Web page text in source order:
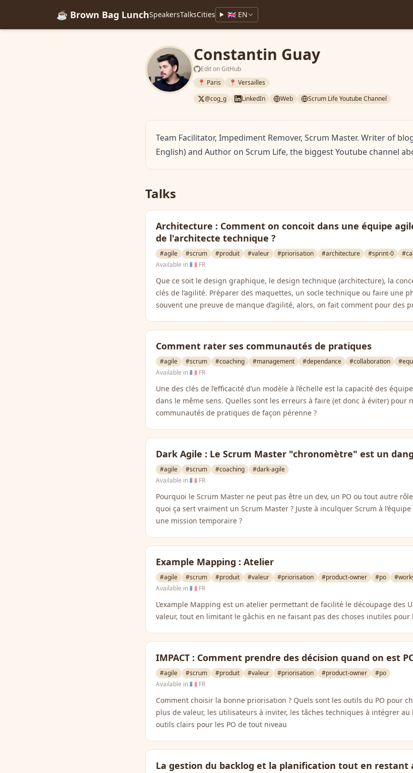
☕ Brown Bag LunchSpeakersTalksCities 🇬🇧 EN
Constantin Guay
Edit on GitHub
📍 Paris
📍 Versailles
@cog_g
LinkedIn Web Scrum Life Youtube Channel
Team Facilitator, Impediment Remover, Scrum Master. Writer of
English) and Author on Scrum Life, the biggest Youtube channel
Talks
Architecture : Comment on concoit dans une équipe
de l'architecte technique ?
#agile #scrum #produit #valeur #priorisation #architecture #sprint-0
Available in🇫🇷 FR
Que ce soit le design graphique, le design technique (architecture), la
clés de l’agilité. Préparer des maquettes, un socle technique ou faire une
souvent une preuve de manque d’agilité, alors, on fait comment pour des
Comment rater ses communautés de pratiques
#agile #scrum #coaching #management #dependance #collaboration
Available in🇫🇷 FR
Une des clés de l’efficacité d’un modèle à l’échelle est la capacité des
dans le même sens. Quelles sont les erreurs à faire (et donc à éviter) pour
communautés de pratiques de façon pérenne ?
Dark Agile : Le Scrum Master "chronomètre" est un
#agile #scrum #coaching
#dark-agile
Available in🇫🇷 FR
Pourquoi le Scrum Master ne peut pas être un dev, un PO ou tout autre
quoi ça sert vraiment un Scrum Master ? Juste à inculquer Scrum à l’équipe
une mission temporaire ?
Example Mapping : Atelier
#agile #scrum #produit #valeur #priorisation #product-owner #po
Available in🇫🇷 FR
L’example Mapping est un atelier permettant de facilité le découpage des
valeur, tout en limitant le gâchis en ne faisant pas des choses inutiles pour
IMPACT : Comment prendre des décision quand on est
#agile #scrum #produit #valeur #priorisation #product-owner
#po
Available in🇫🇷 FR
Comment choisir la bonne priorisation ? Quels sont les outils du PO pour
plus de valeur, les utilisateurs à inviter, les tâches techniques à intégrer au
outils clairs pour les PO de tout niveau
La gestion du backlog et la planification tout en restant